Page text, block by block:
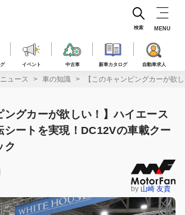
イベント 中古車 新車カタログ 自動車求人
検索 MENU
ュース 車の知識 【このキャンピングカーが欲
ングカーが欲しい！】ハイエース
シートを実現！DC12Vの車載クー
ク
by 山崎 友貴